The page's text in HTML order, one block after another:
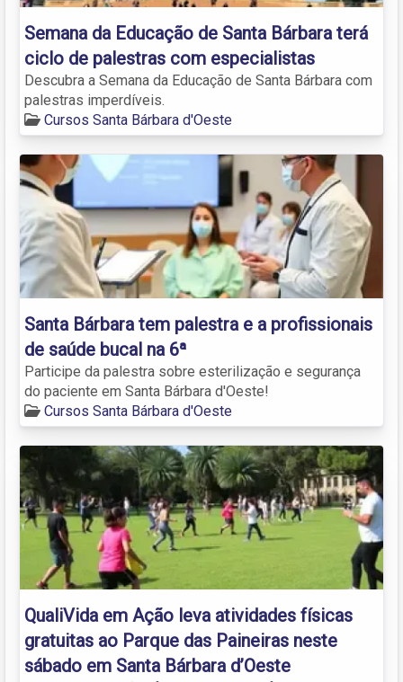
Semana da Educação de Santa Bárbara terá
ciclo de palestras com especialistas
Descubra a Semana da Educação de Santa Bárbara com
palestras imperdíveis.
Cursos Santa Bárbara d'Oeste
Santa Bárbara tem palestra e a profissionais
de saúde bucal na 6ª
Participe da palestra sobre esterilização e segurança
do paciente em Santa Bárbara d'Oeste!
Cursos Santa Bárbara d'Oeste
QualiVida em Ação leva atividades físicas
gratuitas ao Parque das Paineiras neste
sábado em Santa Bárbara d’Oeste